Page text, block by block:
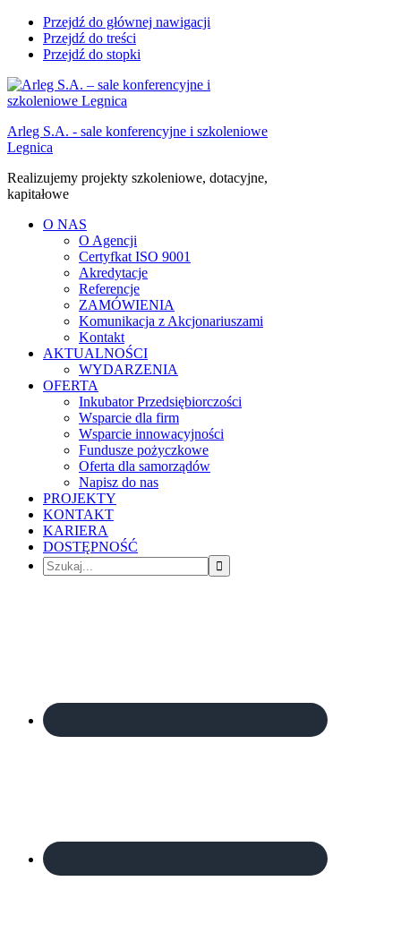
Przejdź do głównej nawigacji
Przejdź do treści
Przejdź do stopki
Arleg S.A. - sale konferencyjne i szkoleniowe
Legnica
Realizujemy projekty szkoleniowe, dotacyjne,
kapitałowe
O NAS
O Agencji
Certyfkat ISO 9001
Akredytacje
Referencje
ZAMÓWIENIA
Komunikacja z Akcjonariuszami
Kontakt
AKTUALNOŚCI
WYDARZENIA
OFERTA
Inkubator Przedsiębiorczości
Wsparcie dla firm
Wsparcie innowacyjności
Fundusze pożyczkowe
Oferta dla samorządów
Napisz do nas
PROJEKTY
KONTAKT
KARIERA
DOSTĘPNOŚĆ
Szukaj...